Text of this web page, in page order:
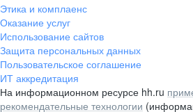
Этика и комплаенс
Оказание услуг
Использование сайтов
Защита персональных данных
Пользовательское соглашение
ИТ аккредитация
На информационном ресурсе hh.ru
рекомендательные технологии